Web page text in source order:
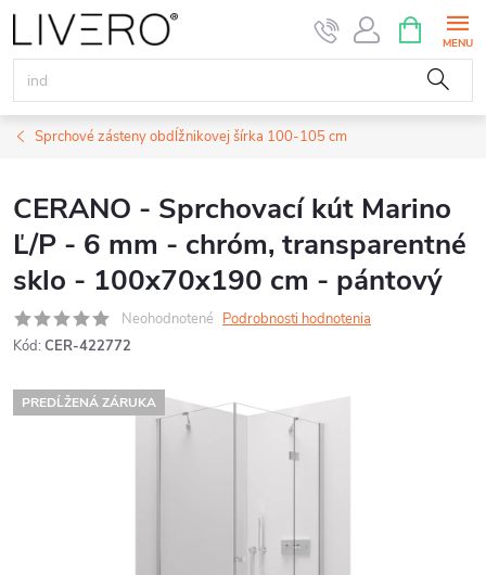
Prejsť
na
obsah
KOŠÍK
Sprchové zásteny obdĺžnikovej šírka 100-105 cm
CERANO - Sprchovací kút Marino
Ľ/P - 6 mm - chróm, transparentné
sklo - 100x70x190 cm - pántový
Neohodnotené Podrobnosti hodnotenia
Kód: CER-422772
PREDĹŽENÁ ZÁRUKA